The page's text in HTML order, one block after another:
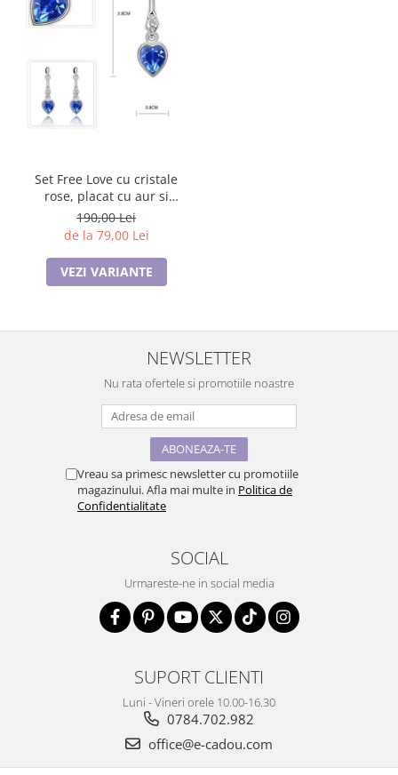
Set Free Love cu cristale
rose, placat cu aur si
garantie 6 luni
190,00 Lei
de la 79,00 Lei
VEZI VARIANTE
NEWSLETTER
Nu rata ofertele si promotiile noastre
Vreau sa primesc newsletter cu promotiile
magazinului. Afla mai multe in Politica de
Confidentialitate
SOCIAL
Urmareste-ne in social media
SUPORT CLIENTI
Luni - Vineri orele 10.00-16.30
0784.702.982
office@e-cadou.com